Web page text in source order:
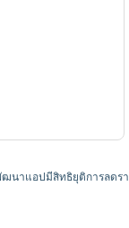
นาแอปมีสิทธิยุติการลด